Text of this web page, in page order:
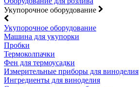
Укупорочное оборудование
Укупорочное оборудование
Машина для укупорки
Пробки
Термоколпачки
Фен для термоусадки
Измерительные приборы для виноделия
Ингредиенты для виноделия